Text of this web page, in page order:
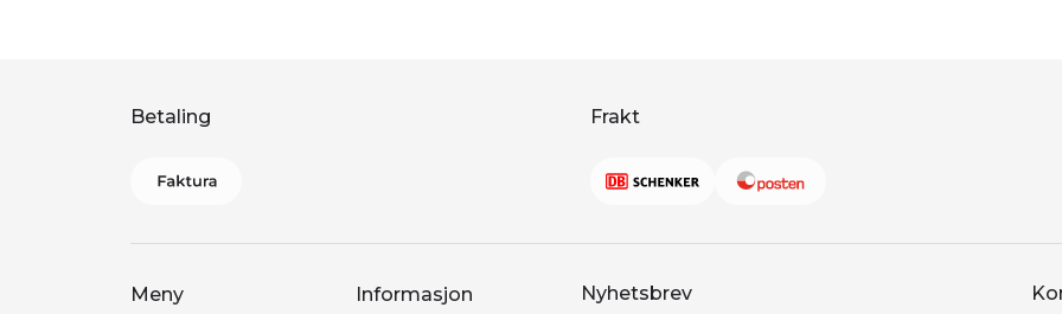
Betaling Frakt
Meny Informasjon Nyhetsbrev